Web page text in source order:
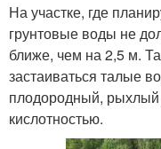
На участке, где
грунтовые воды не
ближе, чем на 2,5 м.
застаиваться талые
плодородный, рыхлый
кислотностью.